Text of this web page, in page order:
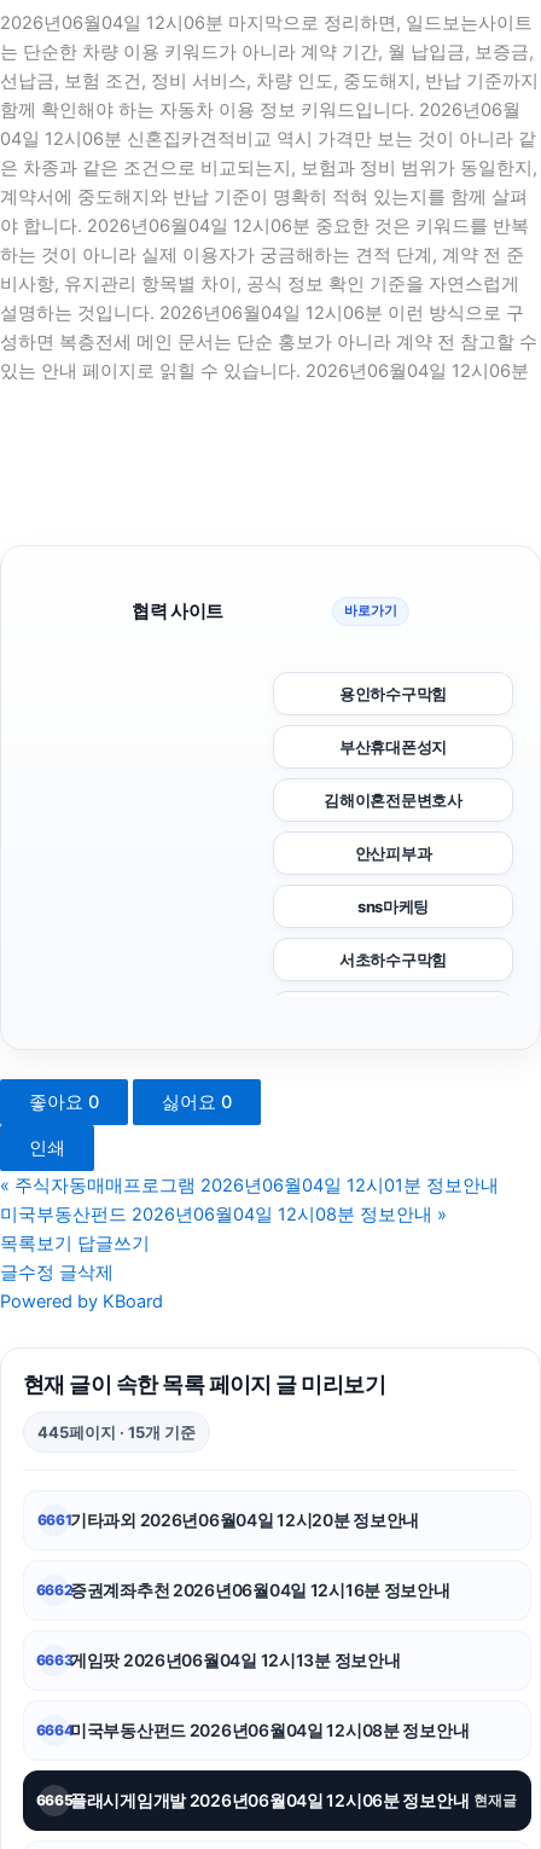
2026년06월04일 12시06분 마지막으로 정리하면, 일드보는사이트
는 단순한 차량 이용 키워드가 아니라 계약 기간, 월 납입금, 보증금,
선납금, 보험 조건, 정비 서비스, 차량 인도, 중도해지, 반납 기준까지
함께 확인해야 하는 자동차 이용 정보 키워드입니다. 2026년06월
04일 12시06분 신혼집카견적비교 역시 가격만 보는 것이 아니라 같
은 차종과 같은 조건으로 비교되는지, 보험과 정비 범위가 동일한지,
계약서에 중도해지와 반납 기준이 명확히 적혀 있는지를 함께 살펴
야 합니다. 2026년06월04일 12시06분 중요한 것은 키워드를 반복
하는 것이 아니라 실제 이용자가 궁금해하는 견적 단계, 계약 전 준
비사항, 유지관리 항목별 차이, 공식 정보 확인 기준을 자연스럽게
설명하는 것입니다. 2026년06월04일 12시06분 이런 방식으로 구
성하면 복층전세 메인 문서는 단순 홍보가 아니라 계약 전 참고할 수
있는 안내 페이지로 읽힐 수 있습니다. 2026년06월04일 12시06분
협력 사이트 바로가기
용인하수구막힘
부산휴대폰성지
김해이혼전문변호사
안산피부과
sns마케팅
서초하수구막힘
야구반티
대전이혼전문변호사
구리하수구막힘
대안학교
서울암요양병원
좋아요 0 싫어요 0
인쇄
« 주식자동매매프로그램 2026년06월04일 12시01분 정보안내
미국부동산펀드 2026년06월04일 12시08분 정보안내 »
목록보기 답글쓰기
글수정 글삭제
Powered by KBoard
현재 글이 속한 목록 페이지 글 미리보기
445페이지 · 15개 기준
6661기타과외 2026년06월04일 12시20분 정보안내
6662증권계좌추천 2026년06월04일 12시16분 정보안내
6663게임팟 2026년06월04일 12시13분 정보안내
6664미국부동산펀드 2026년06월04일 12시08분 정보안내
6665플래시게임개발 2026년06월04일 12시06분 정보안내 현재글